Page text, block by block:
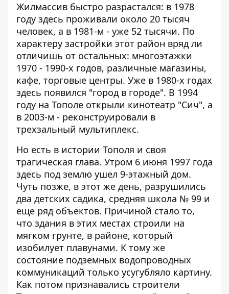
Жилмассив быстро разрастался: в 1978
году здесь проживали около 20 тысяч
человек, а в 1981-м - уже 52 тысячи. По
характеру застройки этот район вряд ли
отличишь от остальных: многоэтажки
1970 - 1990-х годов, различные магазины,
кафе, торговые центры. Уже в 1980-х годах
здесь появился "город в городе". В 1994
году на Тополе открыли кинотеатр "Сич", а
в 2003-м - реконструировали в
трехзальный мультиплекс.
Но есть в истории Тополя и своя
трагическая глава. Утром 6 июня 1997 года
здесь под землю ушел 9-этажный дом.
Чуть позже, в этот же день, разрушились
два детских садика, средняя школа № 99 и
еще ряд объектов. Причиной стало то,
что здания в этих местах строили на
мягком грунте, в районе, который
изобилует плавунами. К тому же
состояние подземных водопроводных
коммуникаций только усугубляло картину.
Как потом признавались строители